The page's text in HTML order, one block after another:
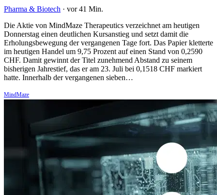
Pharma & Biotech · vor 41 Min.
Die Aktie von MindMaze Therapeutics verzeichnet am heutigen
Donnerstag einen deutlichen Kursanstieg und setzt damit die
Erholungsbewegung der vergangenen Tage fort. Das Papier kletterte
im heutigen Handel um 9,75 Prozent auf einen Stand von 0,2590
CHF. Damit gewinnt der Titel zunehmend Abstand zu seinem
bisherigen Jahrestief, das er am 23. Juli bei 0,1518 CHF markiert
hatte. Innerhalb der vergangenen sieben…
MindMaze